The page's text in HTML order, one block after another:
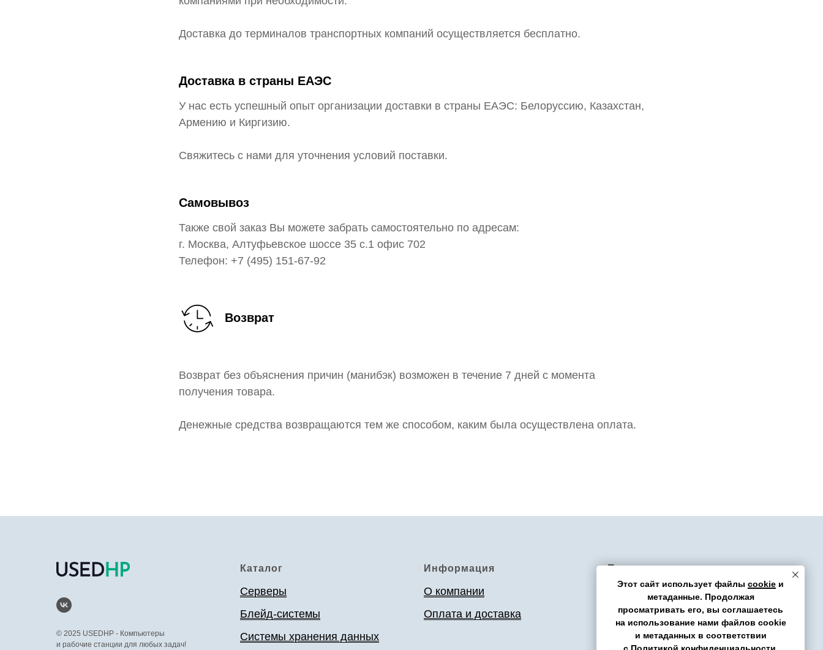
Доставка до терминалов транспортных компаний осуществляется бесплатно.
Доставка в страны ЕАЭС
У нас есть успешный опыт организации доставки в страны ЕАЭС: Белоруссию, Казахстан,
Армению и Киргизию.
Свяжитесь с нами для уточнения условий поставки.
Самовывоз
Также свой заказ Вы можете забрать самостоятельно по адресам:
г. Москва, Алтуфьевское шоссе 35 с.1 офис 702
Телефон: +7 (495) 151-67-92
Возврат
Возврат без объяснения причин (манибэк) возможен в течение 7 дней с момента
получения товара.
Денежные средства возвращаются тем же способом, каким была осуществлена оплата.
© 2025 USEDHP - Компьютеры
и рабочие станции для любых задач!
Каталог
Серверы
Блейд-системы
Системы хранения данных
Информация
О компании
Оплата и доставка
Помощь
Этот сайт использует файлы cookie и
метаданные. Продолжая
просматривать его, вы соглашаетесь
на использование нами файлов cookie
и метаданных в соответствии